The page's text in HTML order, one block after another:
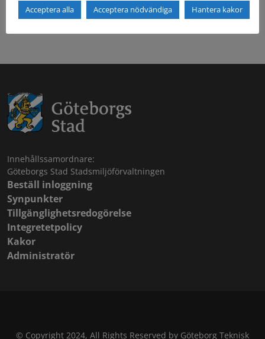
Säkerhetsordningen
Innehållssamordnare:
Göteborgs Stad Stadsmiljöförvaltningen
Beställ inloggning
Synpunkter
Tillgänglighetsredogörelse
Integretetpolicy
Kakor
Administratör
© Copyright 2024, All Rights Reserved by Göteborg Teknisk
Acceptera alla Acceptera nödvändiga Hantera kakor